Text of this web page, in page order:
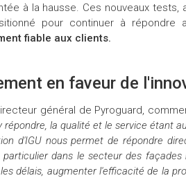
à la hausse. Ces nouveaux
pour continuer à répondre
fiable aux clients.
en faveur de
général de Pyroguard,
répondre, la qualité et le service étant
d'IGU nous permet de répondre
dans le secteur des
délais, augmenter l'efficacité de la